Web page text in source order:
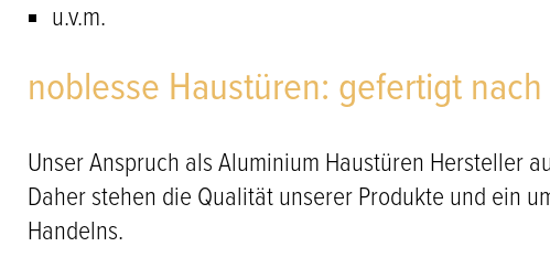
u.v.m.
noblesse Haustüren: gefertigt
Unser Anspruch als Aluminium Haustüren Hersteller
Daher stehen die Qualität unserer Produkte und ein
Handelns.